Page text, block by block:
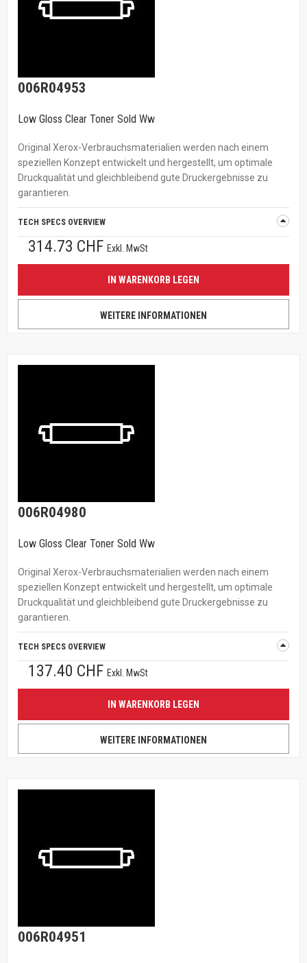
006R04953
Low Gloss Clear Toner Sold Ww
Original Xerox-Verbrauchsmaterialien werden nach einem
speziellen Konzept entwickelt und hergestellt, um optimale
Druckqualität und gleichbleibend gute Druckergebnisse zu
garantieren.
TECH SPECS OVERVIEW
314.73 CHF Exkl. MwSt
IN WARENKORB LEGEN
WEITERE INFORMATIONEN
006R04980
Low Gloss Clear Toner Sold Ww
Original Xerox-Verbrauchsmaterialien werden nach einem
speziellen Konzept entwickelt und hergestellt, um optimale
Druckqualität und gleichbleibend gute Druckergebnisse zu
garantieren.
TECH SPECS OVERVIEW
137.40 CHF Exkl. MwSt
IN WARENKORB LEGEN
WEITERE INFORMATIONEN
006R04951